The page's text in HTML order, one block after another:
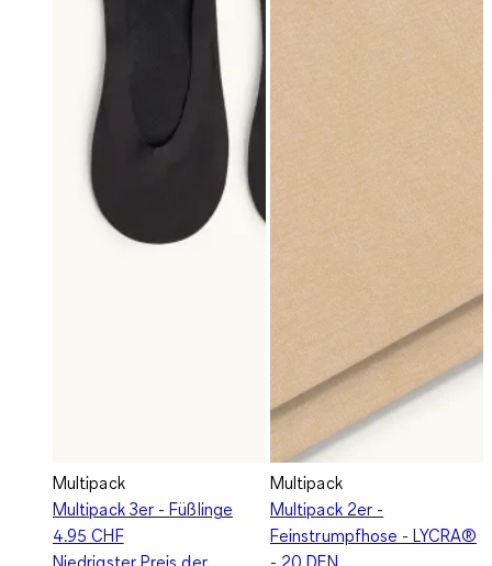
Multipack
Multipack 3er - Füßlinge
4.95 CHF
Niedrigster Preis der
Multipack
Multipack 2er -
Feinstrumpfhose - LYCRA®
- 20 DEN